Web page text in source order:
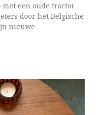
met een oude tractor
door het Belgische
nieuwe